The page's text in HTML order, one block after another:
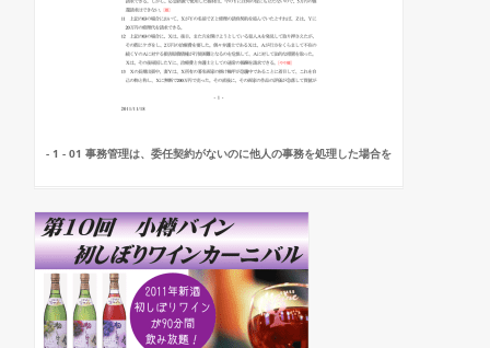
- 1 - 01 事務管理は、委任契約がないのに他人の事務を処理した場合を